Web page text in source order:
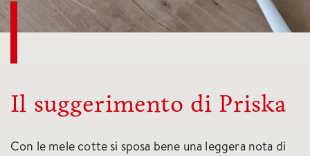
Il suggerimento di Priska
Con le mele cotte si sposa bene una leggera nota di